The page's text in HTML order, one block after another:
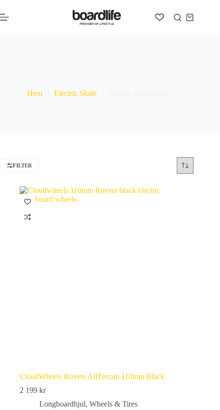
till
innehåll
Varukorg
Hem Electric Skate
FILTER
CloudWheels Rovers AllTerrain 110mm Black
2 199 kr
Longboardhjul, Wheels & Tires